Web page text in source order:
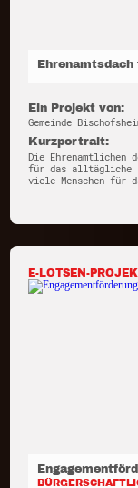
Ein Projekt von:
Gemeinde
Kurzportrait:
Die Ehrenamtlichen
für das alltägliche
viele Menschen für
E-LOTSEN-